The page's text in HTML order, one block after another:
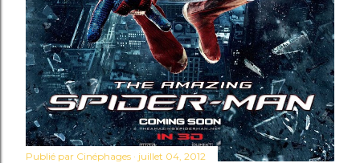
Publié par Cinéphages juillet 04, 2012